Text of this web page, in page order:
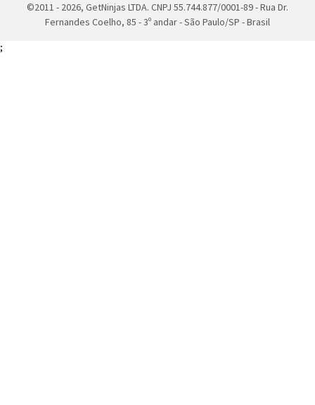
©2011 - 2026, GetNinjas LTDA. CNPJ 55.744.877/0001-89 - Rua Dr.
Fernandes Coelho, 85 - 3º andar - São Paulo/SP - Brasil
;